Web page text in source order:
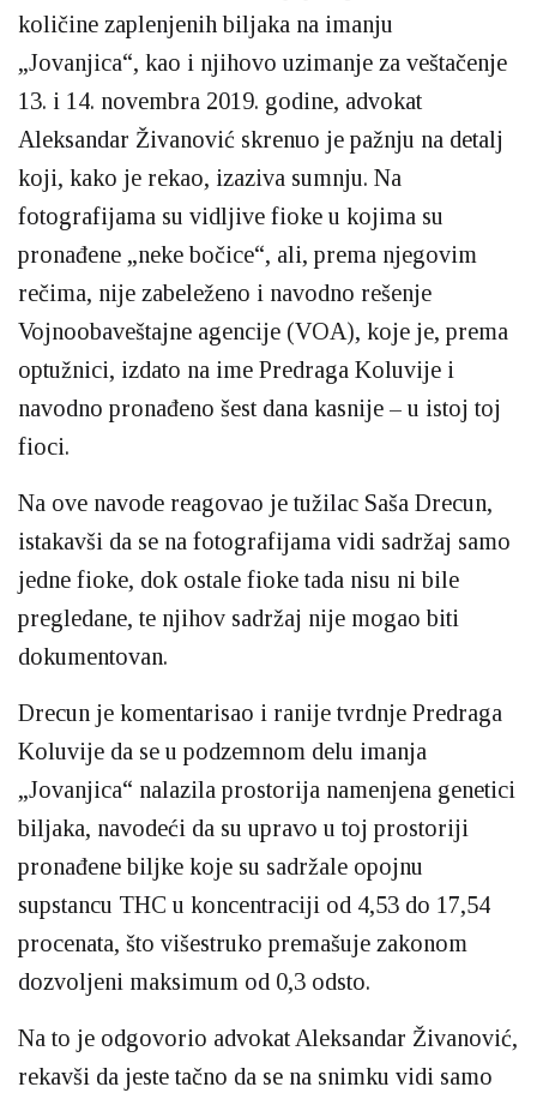
količine zaplenjenih biljaka na imanju
„Jovanjica“, kao i njihovo uzimanje za veštačenje
13. i 14. novembra 2019. godine, advokat
Aleksandar Živanović skrenuo je pažnju na detalj
koji, kako je rekao, izaziva sumnju. Na
fotografijama su vidljive fioke u kojima su
pronađene „neke bočice“, ali, prema njegovim
rečima, nije zabeleženo i navodno rešenje
Vojnoobaveštajne agencije (VOA), koje je, prema
optužnici, izdato na ime Predraga Koluvije i
navodno pronađeno šest dana kasnije – u istoj toj
fioci.
Na ove navode reagovao je tužilac Saša Drecun,
istakavši da se na fotografijama vidi sadržaj samo
jedne fioke, dok ostale fioke tada nisu ni bile
pregledane, te njihov sadržaj nije mogao biti
dokumentovan.
Drecun je komentarisao i ranije tvrdnje Predraga
Koluvije da se u podzemnom delu imanja
„Jovanjica“ nalazila prostorija namenjena genetici
biljaka, navodeći da su upravo u toj prostoriji
pronađene biljke koje su sadržale opojnu
supstancu THC u koncentraciji od 4,53 do 17,54
procenata, što višestruko premašuje zakonom
dozvoljeni maksimum od 0,3 odsto.
Na to je odgovorio advokat Aleksandar Živanović,
rekavši da jeste tačno da se na snimku vidi samo